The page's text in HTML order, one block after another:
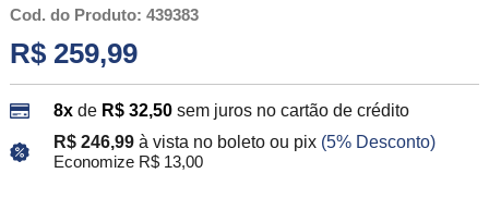
Cod. do Produto: 439383
R$ 259,99
8xde R$ 32,50 sem juros no cartão de crédito
R$ 246,99 à vista no boleto ou pix (5% Desconto)
Economize R$ 13,00